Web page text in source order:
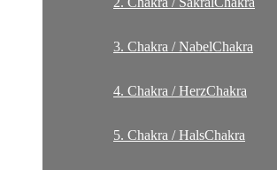
3. Chakra / NabelChakra
4. Chakra / HerzChakra
5. Chakra / HalsChakra